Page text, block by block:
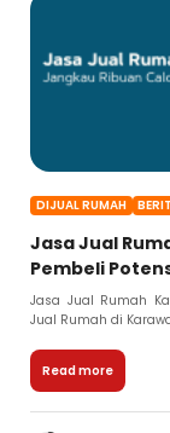
DIJUAL RUMAH
Jasa Jual
Pembeli
Jasa Jual Rumah
Jual Rumah di
Read more